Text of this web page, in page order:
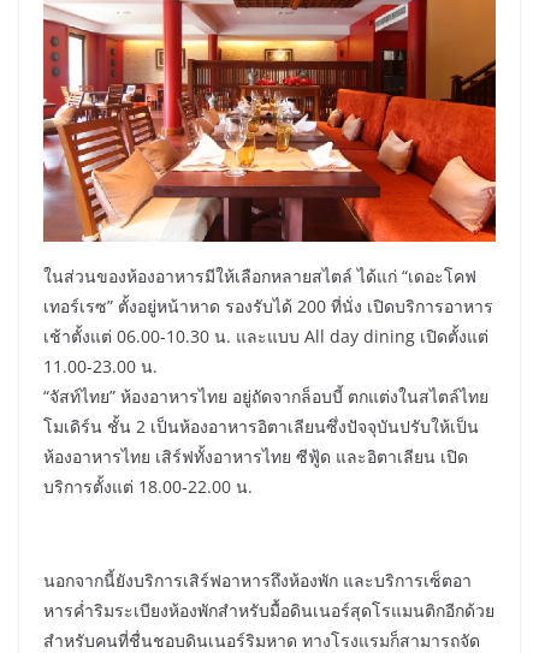
ในส่วนของห้องอาหารมีให้เลือกหลายสไตล์ ได้แก่ “เดอะโคฟ
เทอร์เรซ” ตั้งอยู่หน้าหาด รองรับได้ 200 ที่นั่ง เปิดบริการอาหาร
เช้าตั้งแต่ 06.00-10.30 น. และแบบ All day dining เปิดตั้งแต่
11.00-23.00 น.
“จัสท์ไทย” ห้องอาหารไทย อยู่ถัดจากล็อบบี้ ตกแต่งในสไตล์ไทย
โมเดิร์น ชั้น 2 เป็นห้องอาหารอิตาเลียนซึ่งปัจจุบันปรับให้เป็น
ห้องอาหารไทย เสิร์ฟทั้งอาหารไทย ซีฟู้ด และอิตาเลียน เปิด
บริการตั้งแต่ 18.00-22.00 น.
นอกจากนี้ยังบริการเสิร์ฟอาหารถึงห้องพัก และบริการเซ็ตอา
หารค่ำริมระเบียงห้องพักสำหรับมื้อดินเนอร์สุดโรแมนติกอีกด้วย
สำหรับคนที่ชื่นชอบดินเนอร์ริมหาด ทางโรงแรมก็สามารถจัด